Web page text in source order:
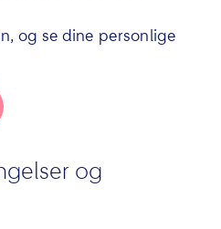
og se dine personlige
og